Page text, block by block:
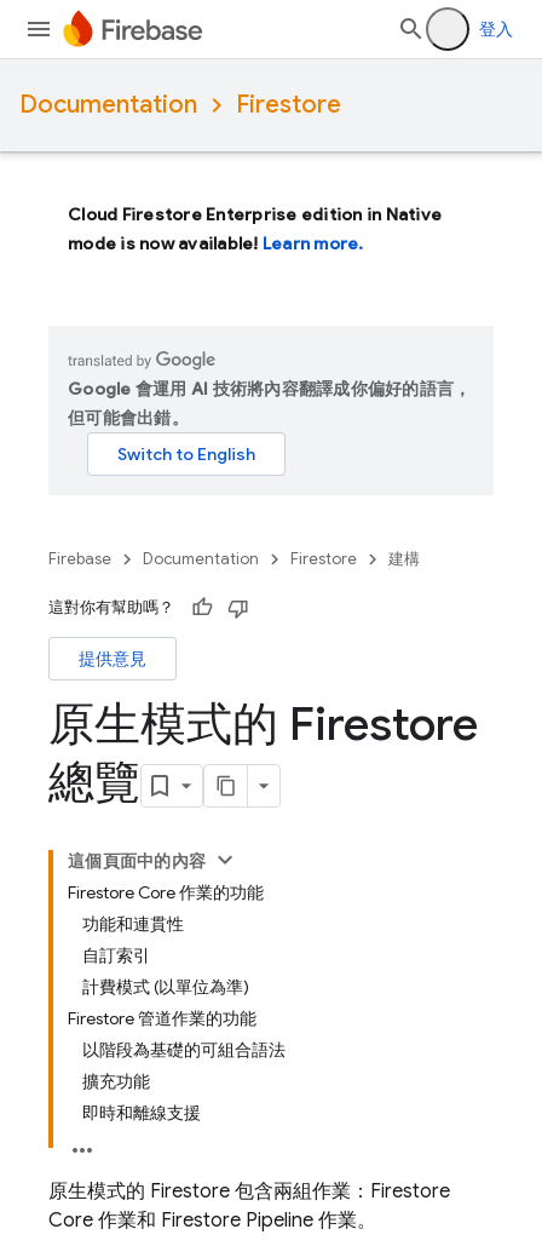
登入
Documentation Firestore
Cloud Firestore Enterprise edition in Native
mode is now available! Learn more.
Google 會運用 AI 技術將內容翻譯成你偏好的語言，
但可能會出錯。
Firebase Documentation Firestore 建構
這對你有幫助嗎？
提供意見
原生模式的 Firestore
總覽
這個頁面中的內容
Firestore Core 作業的功能
功能和連貫性
自訂索引
計費模式 (以單位為準)
Firestore 管道作業的功能
以階段為基礎的可組合語法
擴充功能
即時和離線支援
原生模式的 Firestore 包含兩組作業：Firestore
Core 作業和 Firestore Pipeline 作業。